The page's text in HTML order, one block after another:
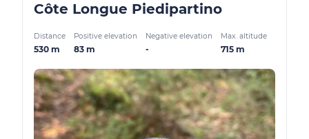
Côte Longue Piedipartino
Distance
530 m
Positive elevation
83 m
Negative elevation
-
Max. altitude
715 m